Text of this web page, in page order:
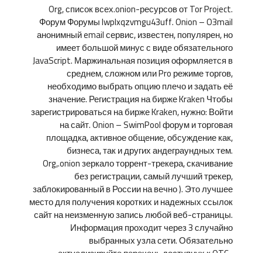
Org, список всех.onion-ресурсов от Tor Project.
Форум Форумы lwplxqzvmgu43uff. Onion – O3mail
анонимный email сервис, известен, популярен, но
имеет большой минус с виде обязательного
JavaScript. Маржинальная позиция оформляется в
среднем, сложном или Pro режиме торгов,
необходимо выбрать опцию плечо и задать её
значение. Регистрация на бирже Kraken Чтобы
зарегистрироваться на бирже Kraken, нужно: Войти
на сайт. Onion – SwimPool форум и торговая
площадка, активное общение, обсуждение как,
бизнеса, так и других андеграундных тем.
Org,.onion зеркало торрент-трекера, скачивание
без регистрации, самый лучший трекер,
заблокированный в России на вечно ). Это лучшее
место для получения коротких и надежных ссылок
сайт на неизменную запись любой веб-страницы.
Информация проходит через 3 случайно
выбранных узла сети. Обязательно